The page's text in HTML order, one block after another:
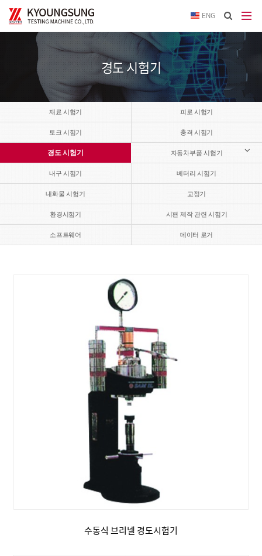
ENG
입력
답변
답변
이메
전송
경도 시험기
재료 시험기 피로 시험기
토크 시험기 충격 시험기
경도 시험기 자동차부품 시험기
내구 시험기 베터리 시험기
내화물 시험기 교정기
환경시험기 시편 제작 관련 시험기
소프트웨어 데이터 로거
수동식 브리넬 경도시험기